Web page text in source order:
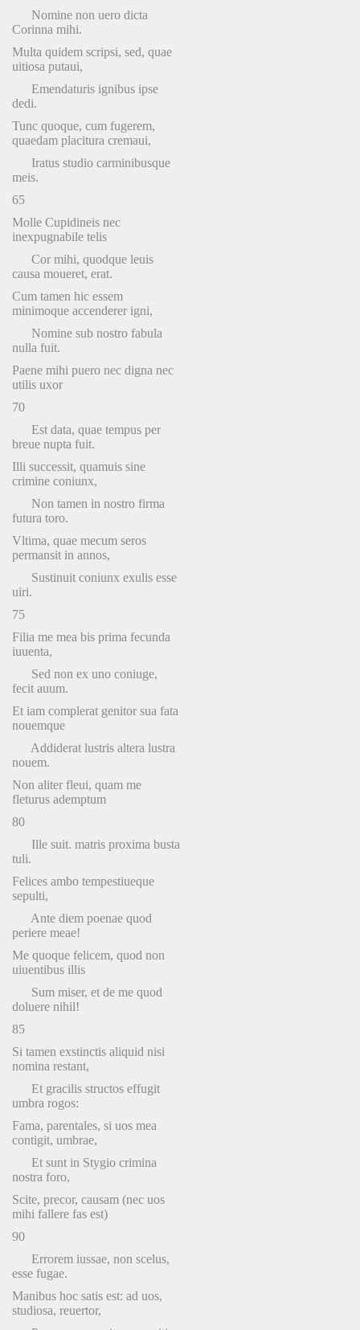
Nomine non uero dicta
Corinna mihi.
Multa quidem scripsi, sed, quae
uitiosa putaui,
Emendaturis ignibus ipse
dedi.
Tunc quoque, cum fugerem,
quaedam placitura cremaui,
Iratus studio carminibusque
meis.
65
Molle Cupidineis nec
inexpugnabile telis
Cor mihi, quodque leuis
causa moueret, erat.
Cum tamen hic essem
minimoque accenderer igni,
Nomine sub nostro fabula
nulla fuit.
Paene mihi puero nec digna nec
utilis uxor
70
Est data, quae tempus per
breue nupta fuit.
Illi successit, quamuis sine
crimine coniunx,
Non tamen in nostro firma
futura toro.
Vltima, quae mecum seros
permansit in annos,
Sustinuit coniunx exulis esse
uiri.
75
Filia me mea bis prima fecunda
iuuenta,
Sed non ex uno coniuge,
fecit auum.
Et iam complerat genitor sua fata
nouemque
Addiderat lustris altera lustra
nouem.
Non aliter fleui, quam me
fleturus ademptum
80
Ille suit. matris proxima busta
tuli.
Felices ambo tempestiueque
sepulti,
Ante diem poenae quod
periere meae!
Me quoque felicem, quod non
uiuentibus illis
Sum miser, et de me quod
doluere nihil!
85
Si tamen exstinctis aliquid nisi
nomina restant,
Et gracilis structos effugit
umbra rogos:
Fama, parentales, si uos mea
contigit, umbrae,
Et sunt in Stygio crimina
nostra foro,
Scite, precor, causam (nec uos
mihi fallere fas est)
90
Errorem iussae, non scelus,
esse fugae.
Manibus hoc satis est: ad uos,
studiosa, reuertor,